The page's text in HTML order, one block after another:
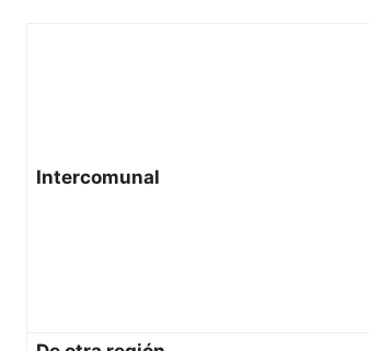
Intercomunal